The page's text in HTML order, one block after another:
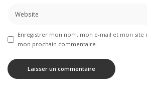
Enregistrer mon nom, mon e-mail et mon site
mon prochain commentaire.